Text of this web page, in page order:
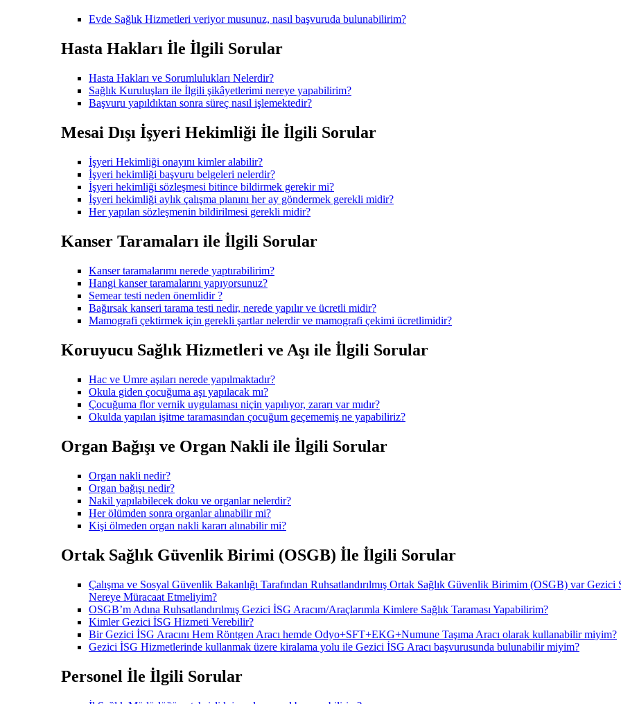
Evde Sağlık Hizmetleri veriyor musunuz, nasıl başvuruda bulunabilirim?
Hasta Hakları İle İlgili Sorular
Hasta Hakları ve Sorumlulukları Nelerdir?
Sağlık Kuruluşları ile İlgili şikâyetlerimi nereye yapabilirim?
Başvuru yapıldıktan sonra süreç nasıl işlemektedir?
Mesai Dışı İşyeri Hekimliği İle İlgili Sorular
İşyeri Hekimliği onayını kimler alabilir?
İşyeri hekimliği başvuru belgeleri nelerdir?
İşyeri hekimliği sözleşmesi bitince bildirmek gerekir mi?
İşyeri hekimliği aylık çalışma planını her ay göndermek gerekli midir?
Her yapılan sözleşmenin bildirilmesi gerekli midir?
Kanser Taramaları ile İlgili Sorular
Kanser taramalarımı nerede yaptırabilirim?
Hangi kanser taramalarını yapıyorsunuz?
Semear testi neden önemlidir ?
Bağırsak kanseri tarama testi nedir, nerede yapılır ve ücretli midir?
Mamografi çektirmek için gerekli şartlar nelerdir ve mamografi çekimi ücretlimidir?
Koruyucu Sağlık Hizmetleri ve Aşı ile İlgili Sorular
Hac ve Umre aşıları nerede yapılmaktadır?
Okula giden çocuğuma aşı yapılacak mı?
Çocuğuma flor vernik uygulaması niçin yapılıyor, zararı var mıdır?
Okulda yapılan işitme taramasından çocuğum geçememiş ne yapabiliriz?
Organ Bağışı ve Organ Nakli ile İlgili Sorular
Organ nakli nedir?
Organ bağışı nedir?
Nakil yapılabilecek doku ve organlar nelerdir?
Her ölümden sonra organlar alınabilir mi?
Kişi ölmeden organ nakli kararı alınabilir mi?
Ortak Sağlık Güvenlik Birimi (OSGB) İle İlgili Sorular
Çalışma ve Sosyal Güvenlik Bakanlığı Tarafından Ruhsatlandırılmış Ortak Sağlık Güvenlik Birimim (OSGB) var
Nereye Müracaat Etmeliyim?
OSGB’m Adına Ruhsatlandırılmış Gezici İSG Aracım/Araçlarımla Kimlere Sağlık Taraması Yapabilirim?
Kimler Gezici İSG Hizmeti Verebilir?
Bir Gezici İSG Aracını Hem Röntgen Aracı hemde Odyo+SFT+EKG+Numune Taşıma Aracı olarak kullanabilir miyim?
Gezici İSG Hizmetlerinde kullanmak üzere kiralama yolu ile Gezici İSG Aracı başvurusunda bulunabilir miyim?
Personel İle İlgili Sorular